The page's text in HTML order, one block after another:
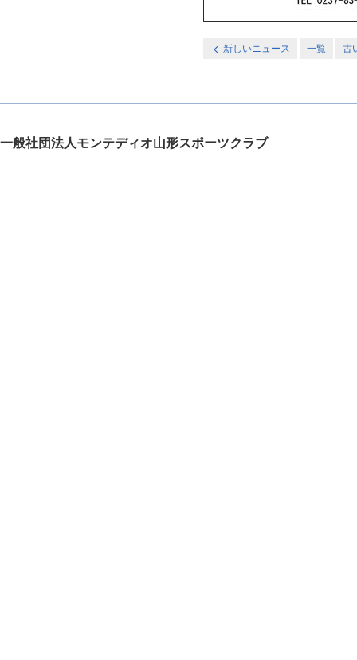
新しいニュース 一覧 古
一般社団法人モンテディオ山形スポーツクラブ